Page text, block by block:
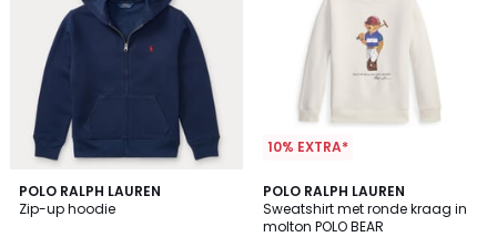
POLO RALPH LAUREN
Zip-up hoodie
4,3
/ 5
2
Kleuren
10% EXTRA*
POLO RALPH LAUREN
Sweatshirt met ronde kraag in
molton POLO BEAR
3
/
5